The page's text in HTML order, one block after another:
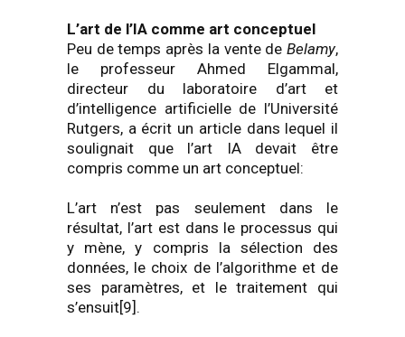
L’art de l’IA comme art conceptuel
Peu de temps après la vente de Belamy,
le professeur Ahmed Elgammal,
directeur du laboratoire d’art et
d’intelligence artificielle de l’Université
Rutgers, a écrit un article dans lequel il
soulignait que l’art IA devait être
compris comme un art conceptuel:
L’art n’est pas seulement dans le
résultat, l’art est dans le processus qui
y mène, y compris la sélection des
données, le choix de l’algorithme et de
ses paramètres, et le traitement qui
s’ensuit[9].